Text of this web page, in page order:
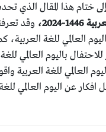
ختام هذا المقال الذي
2024،
وقد
العالمي للغة العربية،
باليوم العالمي
العالمي للغة العربية
افكار عن اليوم العالمي